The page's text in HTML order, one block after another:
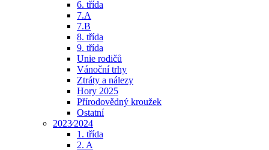
6. třída
7.A
7.B
8. třída
9. třída
Unie rodičů
Vánoční trhy
Ztráty a nálezy
Hory 2025
Přírodovědný kroužek
Ostatní
2023⁄2024
1. třída
2. A